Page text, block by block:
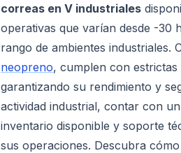
correas en V industriales
operativas que varían desde -30
rango de ambientes industriales.
neopreno, cumplen con
garantizando su rendimiento y
actividad industrial, contar con
inventario disponible y soporte
sus operaciones. Descubra